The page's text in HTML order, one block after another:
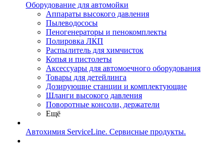
Оборудование для автомойки
Аппараты высокого давления
Пылеводососы
Пеногенераторы и пенокомплекты
Полировка ЛКП
Распылитель для химчисток
Копья и пистолеты
Аксессуары для автомоечного оборудования
Товары для детейлинга
Дозирующие станции и комплектующие
Шланги высокого давления
Поворотные консоли, держатели
Ещё
Автохимия ServiceLine. Сервисные продукты.